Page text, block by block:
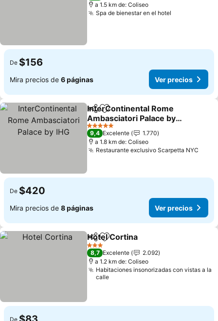
a 1.5 km de: Coliseo
Spa de bienestar en el hotel
De $156
Mira precios de 6 páginas Ver precios
CompartirAgregar a favoritos
InterContinental Rome
Ambasciatori Palace by
IHG
5 Estrellas
9,4 Excelente
1.770
a 1.8 km de: Coliseo
Restaurante exclusivo Scarpetta NYC
De $420
Mira precios de 8 páginas Ver precios
CompartirAgregar a favoritos
Hotel Cortina
3 Estrellas
8,7 Excelente
2.092
a 1.2 km de: Coliseo
Habitaciones insonorizadas con vistas a la
calle
De